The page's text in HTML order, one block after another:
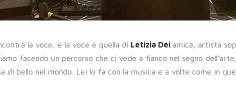
la voce, e la voce è quella di Letizia Dei amica, artista
facendo un percorso che ci vede a fianco nel segno
di bello nel mondo. Lei lo fa con la musica e a volte come in